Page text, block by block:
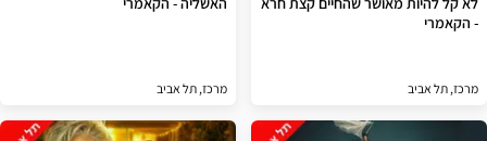
- הקאמרי
מרכז, תל אביב מרכז, תל אביב